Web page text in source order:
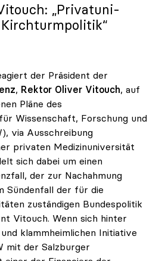
„Privatuni-
der Präsident der
, Rektor Oliver Vitouch, auf
Pläne des
Wissenschaft, Forschung und
via Ausschreibung
privaten Medizinuniversität
sich dabei um einen
der zur Nachahmung
Sündenfall der für die
zuständigen Bundespolitik
Vitouch. Wenn sich hinter
klammheimlichen Initiative
mit der Salzburger